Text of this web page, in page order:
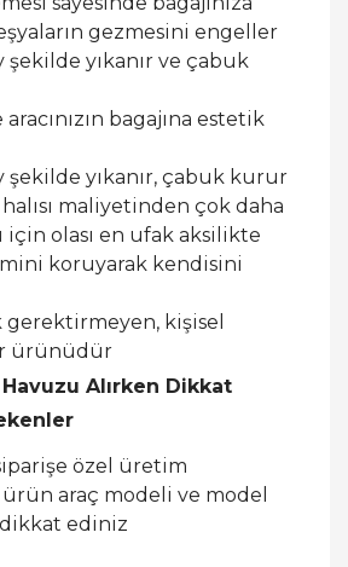
gezmesini engeller
şekilde yıkanır ve çabuk
aracınızın bagajına estetik
şekilde yıkanır, çabuk kurur
maliyetinden çok daha
olası en ufak aksilikte
koruyarak kendisini
kişisel
ürünüdür
Alırken Dikkat
özel üretim
ürün araç modeli ve model
dikkat ediniz